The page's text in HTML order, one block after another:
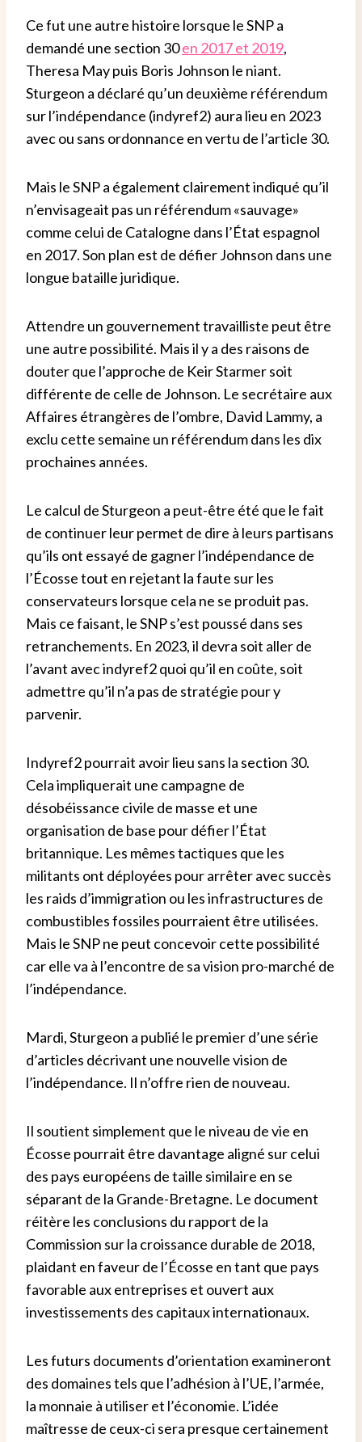
Ce fut une autre histoire lorsque le SNP a
demandé une section 30en 2017 et 2019,
Theresa May puis Boris Johnson le niant.
Sturgeon a déclaré qu’un deuxième référendum
sur l’indépendance (indyref2) aura lieu en 2023
avec ou sans ordonnance en vertu de l’article 30.
Mais le SNP a également clairement indiqué qu’il
n’envisageait pas un référendum «sauvage»
comme celui de Catalogne dans l’État espagnol
en 2017. Son plan est de défier Johnson dans une
longue bataille juridique.
Attendre un gouvernement travailliste peut être
une autre possibilité. Mais il y a des raisons de
douter que l’approche de Keir Starmer soit
différente de celle de Johnson. Le secrétaire aux
Affaires étrangères de l’ombre, David Lammy, a
exclu cette semaine un référendum dans les dix
prochaines années.
Le calcul de Sturgeon a peut-être été que le fait
de continuer leur permet de dire à leurs partisans
qu’ils ont essayé de gagner l’indépendance de
l’Écosse tout en rejetant la faute sur les
conservateurs lorsque cela ne se produit pas.
Mais ce faisant, le SNP s’est poussé dans ses
retranchements. En 2023, il devra soit aller de
l’avant avec indyref2 quoi qu’il en coûte, soit
admettre qu’il n’a pas de stratégie pour y
parvenir.
Indyref2 pourrait avoir lieu sans la section 30.
Cela impliquerait une campagne de
désobéissance civile de masse et une
organisation de base pour défier l’État
britannique. Les mêmes tactiques que les
militants ont déployées pour arrêter avec succès
les raids d’immigration ou les infrastructures de
combustibles fossiles pourraient être utilisées.
Mais le SNP ne peut concevoir cette possibilité
car elle va à l’encontre de sa vision pro-marché de
l’indépendance.
Mardi, Sturgeon a publié le premier d’une série
d’articles décrivant une nouvelle vision de
l’indépendance. Il n’offre rien de nouveau.
Il soutient simplement que le niveau de vie en
Écosse pourrait être davantage aligné sur celui
des pays européens de taille similaire en se
séparant de la Grande-Bretagne. Le document
réitère les conclusions du rapport de la
Commission sur la croissance durable de 2018,
plaidant en faveur de l’Écosse en tant que pays
favorable aux entreprises et ouvert aux
investissements des capitaux internationaux.
Les futurs documents d’orientation examineront
des domaines tels que l’adhésion à l’UE, l’armée,
la monnaie à utiliser et l’économie. L’idée
maîtresse de ceux-ci sera presque certainement